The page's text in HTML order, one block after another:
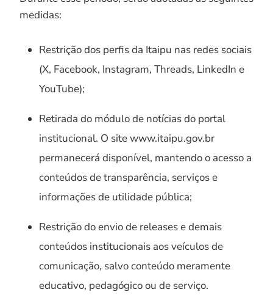
medidas:
Restrição dos perfis da Itaipu nas redes sociais
(X, Facebook, Instagram, Threads, LinkedIn e
YouTube);
Retirada do módulo de notícias do portal
institucional. O site www.itaipu.gov.br
permanecerá disponível, mantendo o acesso a
conteúdos de transparência, serviços e
informações de utilidade pública;
Restrição do envio de releases e demais
conteúdos institucionais aos veículos de
comunicação, salvo conteúdo meramente
educativo, pedagógico ou de serviço.